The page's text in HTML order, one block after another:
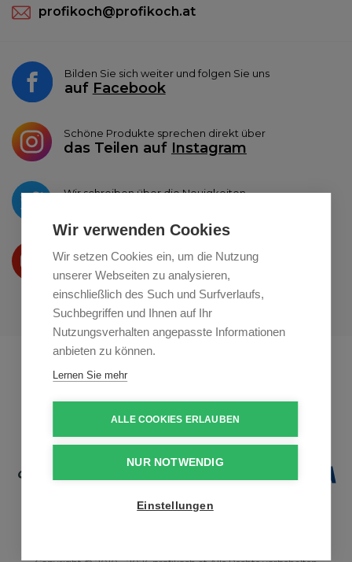
profikoch@profikoch.at
Bilden Sie sich weiter und folgen Sie uns
auf Facebook
Schöne Produkte sprechen direkt über
das Teilen auf Instagram
Wir schreiben über die Neuigkeiten
Wir präsentieren Ihre produkte
Youtube
Profikuchar.sk
Wir verwenden Cookies
Wir setzen Cookies ein, um die Nutzung
unserer Webseiten zu analysieren,
einschließlich des Such und Surfverlaufs,
Suchbegriffen und Ihnen auf Ihr
Nutzungsverhalten angepasste Informationen
anbieten zu können.
Lernen Sie mehr
ALLE COOKIES ERLAUBEN
NUR NOTWENDIG
Einstellungen